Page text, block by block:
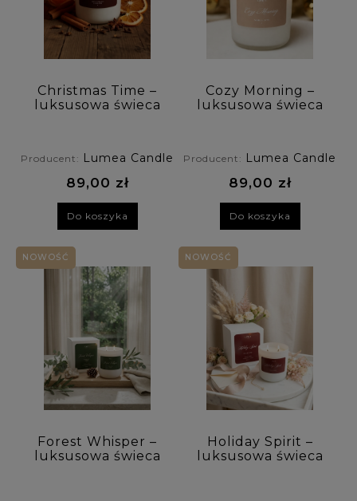
Christmas Time –
luksusowa świeca
przypraw
korzennych
Producent: Lumea Candle
89,00 zł
Do koszyka
Cozy Morning –
luksusowa świeca
Producent: Lumea Candle
89,00 zł
Do koszyka
Forest Whisper –
luksusowa świeca
NOWOŚĆ
Holiday Spirit –
luksusowa świeca
NOWOŚĆ